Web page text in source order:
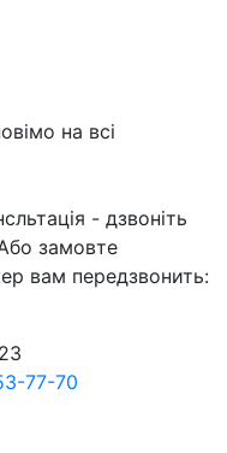
на всі
- дзвоніть
замовте
вам передзвонить:
77-70